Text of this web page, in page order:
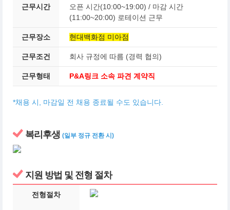
근무시간
오픈 시간(10:00~19:00) / 마감 시간
(11:00~20:00) 로테이션 근무
근무장소 현대백화점 미아점
근무조건 회사 규정에 따름 (경력 협의)
근무형태 P&A링크 소속 파견 계약직
*채용 시, 마감일 전 채용 종료될 수도 있습니다.
복리후생 (일부 정규 전환 시)
지원 방법 및 전형 절차
전형절차